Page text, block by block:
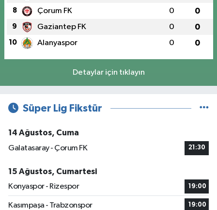
8 Çorum FK 0 0
9 Gaziantep FK 0 0
10 Alanyaspor 0 0
Detaylar için tıklayın
Süper Lig Fikstür
14 Ağustos, Cuma
Galatasaray - Çorum FK
21:30
15 Ağustos, Cumartesi
Konyaspor - Rizespor
19:00
Kasımpaşa - Trabzonspor 19:00